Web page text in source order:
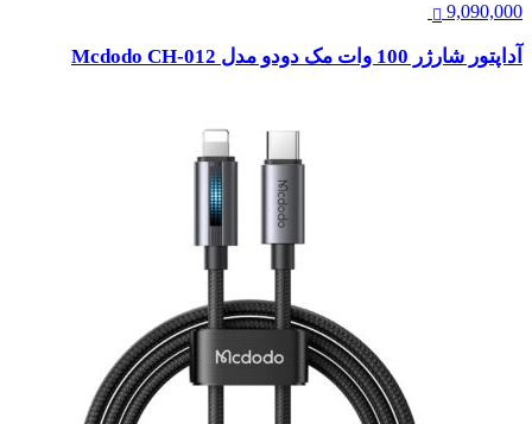
9,090,000
آداپتور شارژر 100 وات مک دودو مدل Mcdodo CH-012